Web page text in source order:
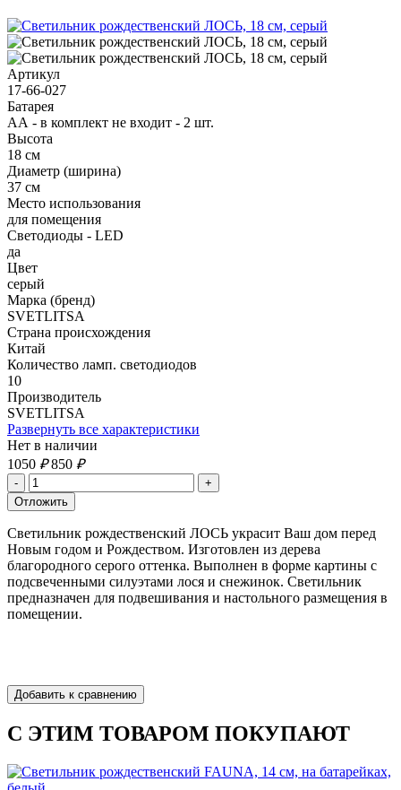
Артикул
17-66-027
Батарея
АА - в комплект не входит - 2 шт.
Высота
18 см
Диаметр (ширина)
37 см
Место использования
для помещения
Светодиоды - LED
да
Цвет
серый
Марка (бренд)
SVETLITSA
Страна происхождения
Китай
Количество ламп. светодиодов
10
Производитель
SVETLITSA
Развернуть все характеристики
Нет в наличии
1050 ₽ 850 ₽
Светильник рождественский ЛОСЬ украсит Ваш дом перед
Новым годом и Рождеством. Изготовлен из дерева
благородного серого оттенка. Выполнен в форме картины с
подсвеченными силуэтами лося и снежинок. Светильник
предназначен для подвешивания и настольного размещения в
помещении.
С ЭТИМ ТОВАРОМ ПОКУПАЮТ